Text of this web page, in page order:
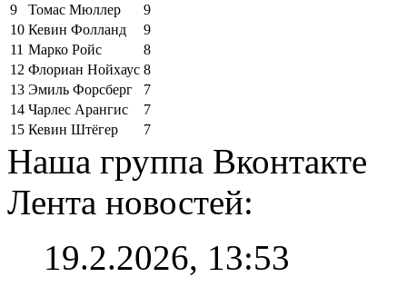
9
Томас Мюллер
9
10 Кевин Фолланд
9
11 Марко Ройс
8
12 Флориан Нойхаус 8
13 Эмиль Форсберг
7
14 Чарлес Арангис
7
15 Кевин Штёгер 7
Наша группа Вконтакте
Лента новостей:
19.2.2026, 13:53